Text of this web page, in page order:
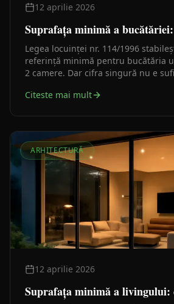
12 aprilie 2026
Suprafața minimă a bucătăriei:
Legea locuinței nr. 114/1996
referință minimă pentru bucătăria
2 camere. Dar cifra singură nu e
de mult.
Citeste mai mult
ARHITECTURĂ
12 aprilie 2026
Suprafața minimă a livingului: